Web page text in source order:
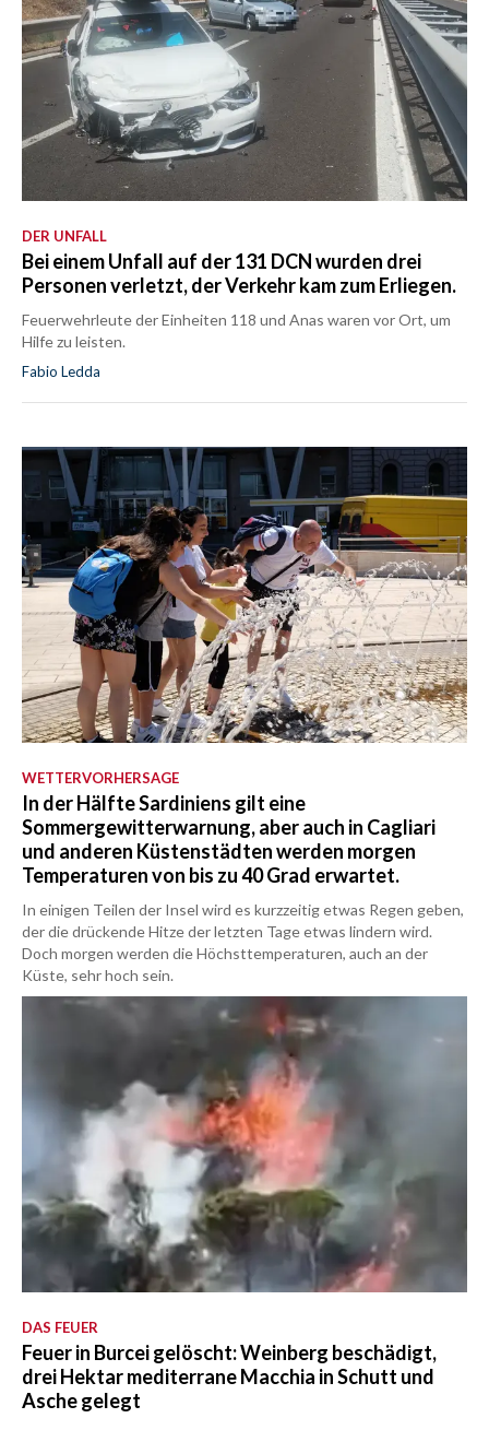
DER UNFALL
Bei einem Unfall auf der 131 DCN wurden drei
Personen verletzt, der Verkehr kam zum Erliegen.
Feuerwehrleute der Einheiten 118 und Anas waren vor Ort, um
Hilfe zu leisten.
Fabio Ledda
WETTERVORHERSAGE
In der Hälfte Sardiniens gilt eine
Sommergewitterwarnung, aber auch in Cagliari
und anderen Küstenstädten werden morgen
Temperaturen von bis zu 40 Grad erwartet.
In einigen Teilen der Insel wird es kurzzeitig etwas Regen geben,
der die drückende Hitze der letzten Tage etwas lindern wird.
Doch morgen werden die Höchsttemperaturen, auch an der
Küste, sehr hoch sein.
DAS FEUER
Feuer in Burcei gelöscht: Weinberg beschädigt,
drei Hektar mediterrane Macchia in Schutt und
Asche gelegt